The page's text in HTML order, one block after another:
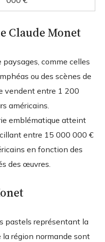
Claude Monet
comme celles
ou des scènes de
vendent entre 1 200
américains.
emblématique atteint
entre 15 000 000 €
en fonction des
des œuvres.
pastels représentant la
la région normande sont